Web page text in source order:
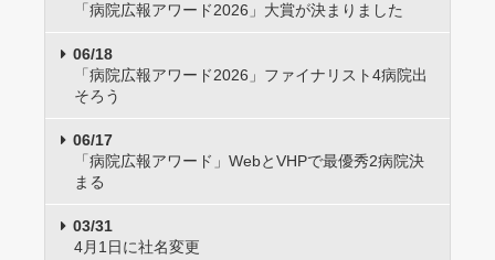
「病院広報アワード2026」大賞が決まりました
06/18
「病院広報アワード2026」ファイナリスト4病院出
そろう
06/17
「病院広報アワード」WebとVHPで最優秀2病院決
まる
03/31
4月1日に社名変更